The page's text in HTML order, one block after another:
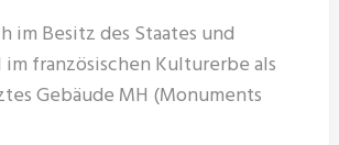
im Besitz des Staates und
im französischen Kulturerbe als
Gebäude MH (Monuments